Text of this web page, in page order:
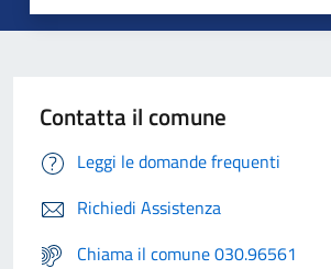
Contatta il comune
Leggi le domande frequenti
Richiedi Assistenza
Chiama il comune 030.96561